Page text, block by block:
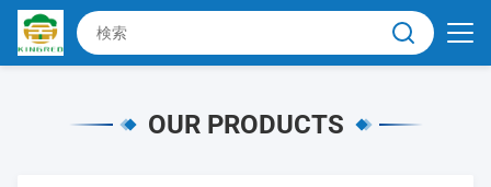
OUR PRODUCTS